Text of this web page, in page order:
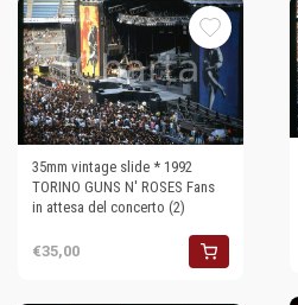
35mm vintage slide * 1992
TORINO GUNS N' ROSES Fans
in attesa del concerto (2)
€35,00